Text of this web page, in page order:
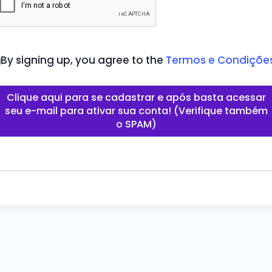
By signing up, you agree to the Termos e
Clique aqui para se cadastrar e após basta acessar
seu e-mail para ativar sua conta! (Verifique também
o SPAM)